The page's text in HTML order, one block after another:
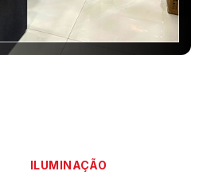
ILUMINAÇÃO